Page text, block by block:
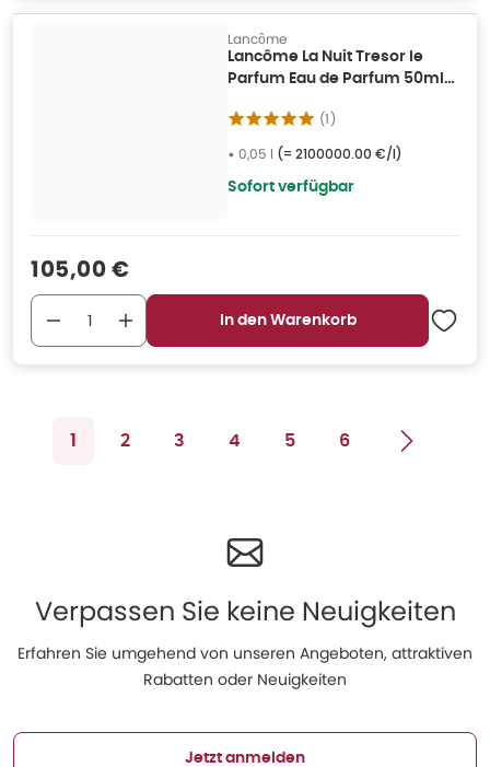
Lancôme
Lancôme La Nuit Tresor le
Parfum Eau de Parfum 50ml
(1)
• 0,05 l (= 2100000.00 €/l)
Sofort verfügbar
Verkaufspreis
105,00 €
In den Warenkorb
1 2 3 4 5 6
Verpassen Sie keine Neuigkeiten
Erfahren Sie umgehend von unseren Angeboten, attraktiven
Rabatten oder Neuigkeiten
Jetzt anmelden